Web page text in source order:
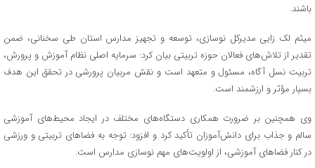
باشند.
میثم لک زایی مدیرکل نوسازی، توسعه و تجهیز مدارس استان طی سخنانی، ضمن
تقدیر از تلاش‌های فعالان حوزه تربیتی بیان کرد: سرمایه اصلی نظام آموزش و پرورش،
تربیت نسل آگاه، مسئول و متعهد است و نقش مربیان پرورشی در تحقق این هدف
بسیار مؤثر و ارزشمند است.
وی همچنین بر ضرورت همکاری دستگاه‌های مختلف در ایجاد محیط‌های آموزشی
سالم و جذاب برای دانش‌آموزان تأکید کرد و افزود: توجه به فضاهای تربیتی و ورزشی
در کنار فضاهای آموزشی، از اولویت‌های مهم نوسازی مدارس است.